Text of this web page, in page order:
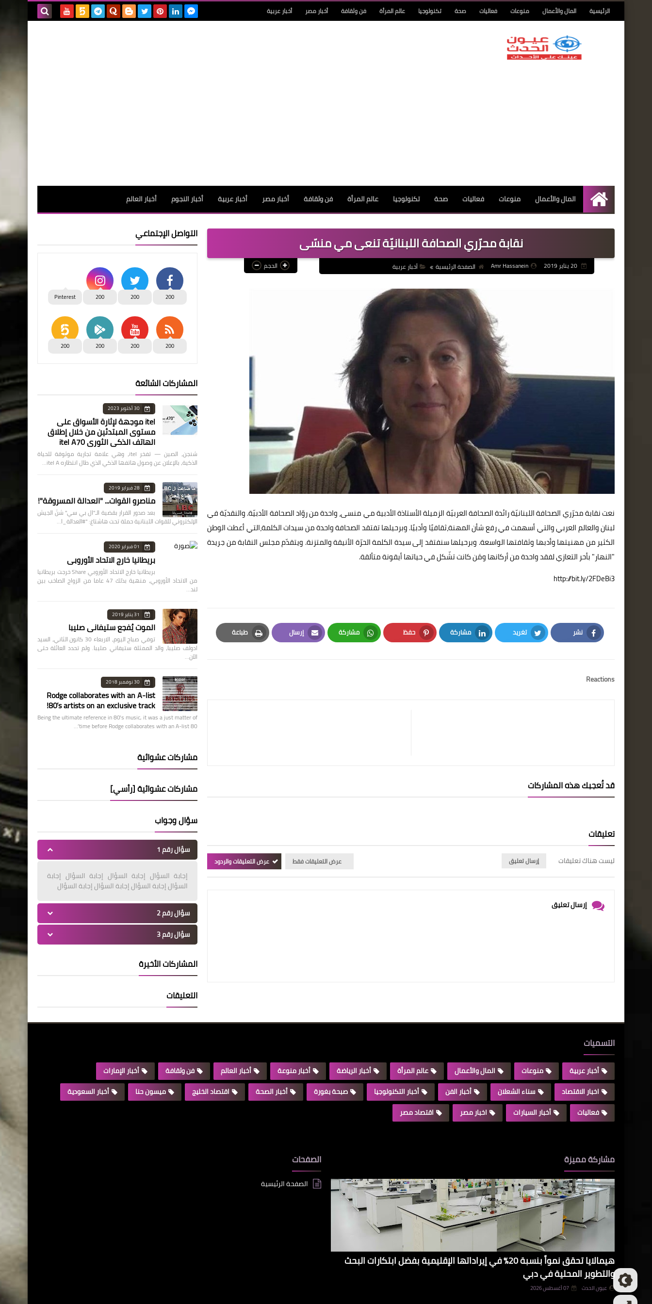
الرئيسية المال والأعمال منوعات فعاليات صحة تكنولوجيا عالم المرأة فن وثقافة أخبار مصر أخبار عربية
الرئيسية
المال والأعمال منوعات فعاليات صحة تكنولوجيا عالم المرأة فن وثقافة أخبار مصر أخبار عربية أخبار النجوم أخبار العالم
نقابة محرّري الصحافة اللبنانيّة تنعى مي منسّى‎
Amr Hassanein الصفحة الرئيسية أخبار عربية الحجم
نعت نقابة محرّري الصحافة اللبنانيّة رائدة الصحافة العربيّة الزميلة الأستاذة الأدبية مي منسى، واحدة من روّاد الصحافة الأدبيّة. والنقديّة في
لبنان والعالم العربي والتي أسهمت في رفع شأن المهنة،ثقافيًا وأدبيًا. وبرحيلها تفتقد الصحافة واحدة من سيدات الكلمة،التي أعطت الوطن
الكثير من مهنيتها وأدبها وثقافتها الواسعة. وبرحيلها سنفتقد إلى سيدة الكلمة الحرّة الأنيقة والمتزنة. ويتقدّم مجلس النقابة من جريدة
"النهار" بأحر التعازي لفقد واحدة من أركانها ومَن كانت تشّكل في حياتها أيقونة متألقة.
http://bit.ly/2FDeBi3
نشر
Facebook
تغريد
Twitter
مشاركة
LinkedIn
حفظ
Pinterest
مشاركة
Whatsapp
إرسال
Email
طباعة
Print
Reactions
قد تُعجبك هذه المشاركات
تعليقات
ليست هناك تعليقات إرسال تعليق عرض التعليقات فقط عرض التعليقات والردود
إرسال تعليق
التواصل الإجتماعي
200
200
200
Pinterest
200
200
200
200
المشاركات الشائعة
30 أكتوبر 2023
itel موجهة لإثارة الأسواق على
مستوى المبتدئين من خلال إطلاق
الهاتف الذكي الثوري itel A70
شنجن، الصين — تفخر itel، وهي علامة تجارية موثوقة للحياة
الذكية، بالإعلان عن وصول هاتفها الذكي الذي طال انتظاره itel A…
28 فبراير 2019
مناصرو القوات... "العدالة المسروقة"!
بعد صدور القرار بقضية الـ"ال بي سي" شنّ الجيش
الإلكتروني للقوات اللبنانية حملة تحت هاشتاغ: "#العدالة_ا…
01 فبراير 2020
بريطانيا خارج الاتحاد الأوروبي
بريطانيا خارج الاتحاد الأوروبي Share خرجت بريطانيا
من الاتحاد الأوروبي، منهية بذلك 47 عاما من الزواج الصاخب بين
لند…
31 يناير 2019
الموت يُفجع ستيفاني صليبا
توفي صباح اليوم، الاربعاء 30 كانون الثاني، السيد
ادولف صليبا، والد الممثلة ستيفاني صليبا. ولم تحدد العائلة حتى
الآن…
30 نوفمبر 2018
Rodge collaborates with an A-list
80’s artists on an exclusive track!
Being the ultimate reference in 80’s music, it was a just matter of
time before Rodge collaborates with an A-list 80’…
مشاركات عشوائية
مشاركات عشوائية [رأسي]
سؤال وجواب
سؤال رقم 1
إجابة السؤال إجابة السؤال إجابة السؤال إجابة
السؤال إجابة السؤال إجابة السؤال إجابة السؤال
سؤال رقم 2
سؤال رقم 3
المشاركات الأخيرة
التعليقات
التسميات
أخبار عربية منوعات المال والأعمال عالم المرأة أخبار الرياضة أخبار منوعة أخبار العالم فن وثقافة
أخبار الإمارات
اخبار الاقتصاد
سناء الشعلان أخبار الفن أخبار التكنولوجيا صبحة بغورة أخبار الصحة اقتصاد الخليج ميسون حنا
أخبار السعودية
فعاليات
أخبار السيارات اخبار مصر اقتصاد مصر
مشاركة مميزة
هيمالايا تحقق نمواً بنسبة 20% في إيراداتها الإقليمية بفضل ابتكارات البحث
والتطوير المحلية في دبي
عيون الحدث 07 أغسطس 2026
الصفحات
الصفحة الرئيسية